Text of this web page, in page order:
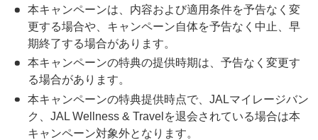
本キャンペーンは、内容および適用条件を予告なく変
更する場合や、キャンペーン自体を予告なく中止、早
期終了する場合があります。
本キャンペーンの特典の提供時期は、予告なく変更す
る場合があります。
本キャンペーンの特典提供時点で、JALマイレージバン
ク、JAL Wellness & Travelを退会されている場合は本
キャンペーン対象外となります。